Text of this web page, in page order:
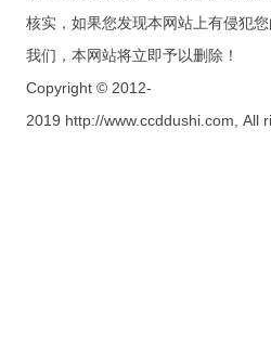
核实，如果您发现本网站上有侵犯
我们，本网站将立即予以删除！
Copyright © 2012-
2019 http://www.ccddushi.com, All